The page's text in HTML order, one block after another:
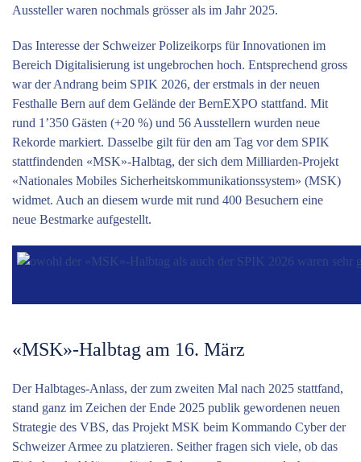
Aussteller waren nochmals grösser als im Jahr 2025.
Das Interesse der Schweizer Polizeikorps für Innovationen im
Bereich Digitalisierung ist ungebrochen hoch. Entsprechend gross
war der Andrang beim SPIK 2026, der erstmals in der neuen
Festhalle Bern auf dem Gelände der BernEXPO stattfand. Mit
rund 1’350 Gästen (+20 %) und 56 Ausstellern wurden neue
Rekorde markiert. Dasselbe gilt für den am Tag vor dem SPIK
stattfindenden «MSK»-Halbtag, der sich dem Milliarden-Projekt
«Nationales Mobiles Sicherheitskommunikationssystem» (MSK)
widmet. Auch an diesem wurde mit rund 400 Besuchern eine
neue Bestmarke aufgestellt.
«MSK»-Halbtag am 16. März
Der Halbtages-Anlass, der zum zweiten Mal nach 2025 stattfand,
stand ganz im Zeichen der Ende 2025 publik gewordenen neuen
Strategie des VBS, das Projekt MSK beim Kommando Cyber der
Schweizer Armee zu platzieren. Seither fragen sich viele, ob das